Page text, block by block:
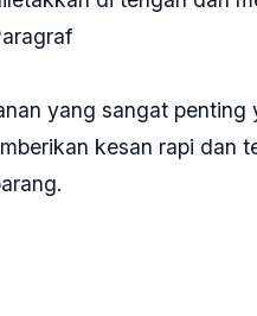
yang sangat penting
kesan rapi dan